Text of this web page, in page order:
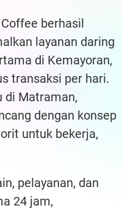
berhasil
layanan daring
di Kemayoran,
transaksi per hari.
di Matraman,
dengan konsep
untuk bekerja,
pelayanan, dan
24 jam,